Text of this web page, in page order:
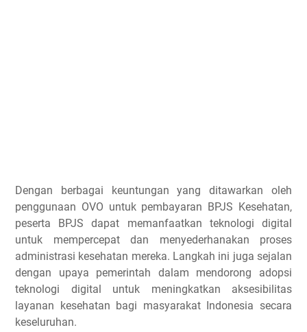
Dengan berbagai keuntungan yang ditawarkan oleh
penggunaan OVO untuk pembayaran BPJS Kesehatan,
peserta BPJS dapat memanfaatkan teknologi digital
untuk mempercepat dan menyederhanakan proses
administrasi kesehatan mereka. Langkah ini juga sejalan
dengan upaya pemerintah dalam mendorong adopsi
teknologi digital untuk meningkatkan aksesibilitas
layanan kesehatan bagi masyarakat Indonesia secara
keseluruhan.